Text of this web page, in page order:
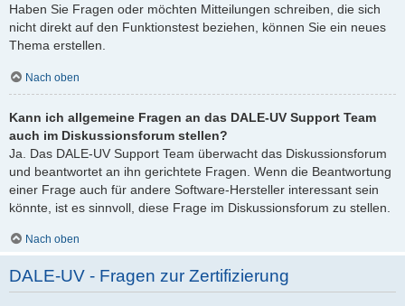
Haben Sie Fragen oder möchten Mitteilungen schreiben, die sich
nicht direkt auf den Funktionstest beziehen, können Sie ein neues
Thema erstellen.
Nach oben
Kann ich allgemeine Fragen an das DALE-UV Support Team
auch im Diskussionsforum stellen?
Ja. Das DALE-UV Support Team überwacht das Diskussionsforum
und beantwortet an ihn gerichtete Fragen. Wenn die Beantwortung
einer Frage auch für andere Software-Hersteller interessant sein
könnte, ist es sinnvoll, diese Frage im Diskussionsforum zu stellen.
Nach oben
DALE-UV - Fragen zur Zertifizierung